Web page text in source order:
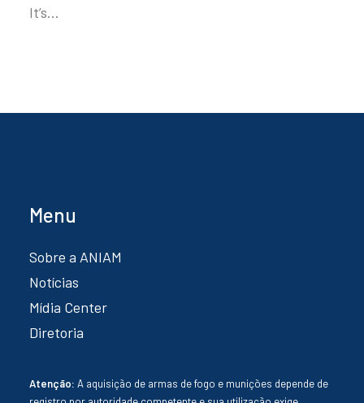
It’s…
Menu
Sobre a ANIAM
Notícias
Mídia Center
Diretoria
Atenção: A aquisição de armas de fogo e munições depende de